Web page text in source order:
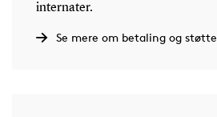
internater.
Se mere om betaling og støtte